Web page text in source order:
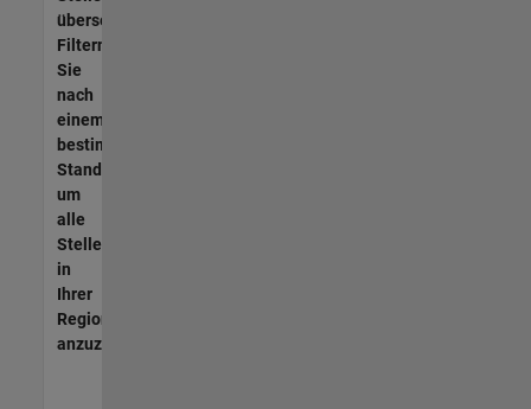
übersetzt.
Filtern
Sie
nach
einem
bestimmten
Standort,
um
alle
Stellenangebote
in
Ihrer
Region
anzuzeigen.